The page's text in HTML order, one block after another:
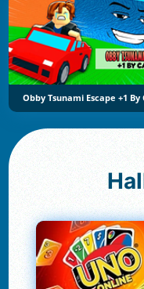
Obby Tsunami Escape +1 By